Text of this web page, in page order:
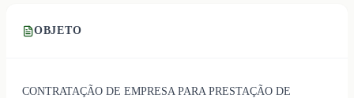
OBJETO
CONTRATAÇÃO DE EMPRESA PARA PRESTAÇÃO DE